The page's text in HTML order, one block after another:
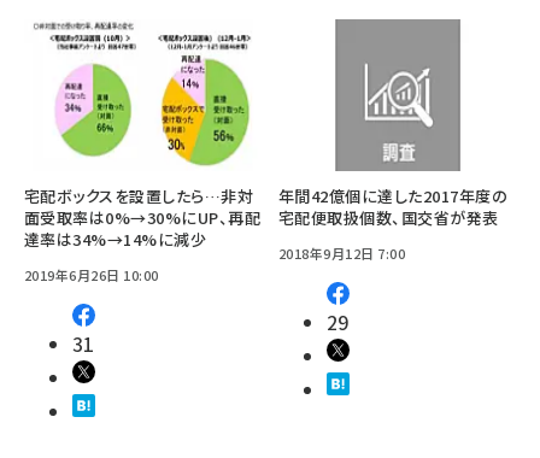
宅配ボックスを設置したら…非対
面受取率は0%→30%にUP、再配
達率は34%→14%に減少
2019年6月26日 10:00
31
年間42億個に達した2017年度の
宅配便取扱個数、国交省が発表
2018年9月12日 7:00
29